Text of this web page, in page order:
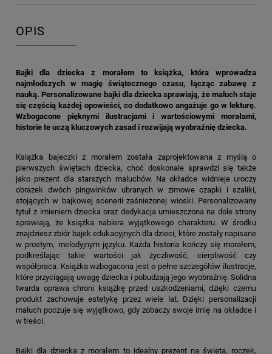
OPIS
Bajki dla dziecka z morałem to książka, która wprowadza
najmłodszych w magię świątecznego czasu, łącząc zabawę z
nauką. Personalizowane bajki dla dziecka sprawiają, że maluch staje
się częścią każdej opowieści, co dodatkowo angażuje go w lekturę.
Wzbogacone pięknymi ilustracjami i wartościowymi morałami,
historie te uczą kluczowych zasad i rozwijają wyobraźnię dziecka.
Książka bajeczki z morałem została zaprojektowana z myślą o
pierwszych świętach dziecka, choć doskonale sprawdzi się także
jako prezent dla starszych maluchów. Na okładce widnieje uroczy
obrazek dwóch pingwinków ubranych w zimowe czapki i szaliki,
stojących w bajkowej scenerii zaśnieżonej wioski. Personalizowany
tytuł z imieniem dziecka oraz dedykacja umieszczona na dole strony
sprawiają, że książka nabiera wyjątkowego charakteru. W środku
znajdziesz zbiór bajek edukacyjnych dla dzieci, które zostały napisane
w prostym, melodyjnym języku. Każda historia kończy się morałem,
podkreślając takie wartości jak życzliwość, cierpliwość czy
współpraca. Książka wzbogacona jest o pełne szczegółów ilustracje,
które przyciągają uwagę dziecka i pobudzają jego wyobraźnię. Solidna
twarda oprawa chroni książkę przed uszkodzeniami, dzięki czemu
produkt zachowuje estetykę przez wiele lat. Dzięki personalizacji
maluch poczuje się wyjątkowo, gdy zobaczy swoje imię na okładce i
w treści.
Bajki dla dziecka z morałem to idealny prezent na święta, roczek,